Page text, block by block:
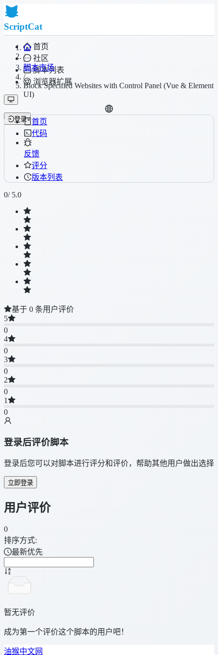
ScriptCat
首页
社区
脚本列表
浏览器扩展
登录
/
脚本市场
/
Block Specified Websites with Control Panel (Vue & Element
UI)
首页
代码
反馈
评分
版本列表
0/ 5.0
基于 0 条用户评价
5
0
4
0
3
0
2
0
1
0
登录后评价脚本
登录后您可以对脚本进行评分和评价，帮助其他用户做出选择
立即登录
用户评价
0
排序方式:
最新优先
暂无评价
成为第一个评价这个脚本的用户吧！
油猴中文网